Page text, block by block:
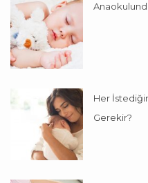
Her
Gerekir?